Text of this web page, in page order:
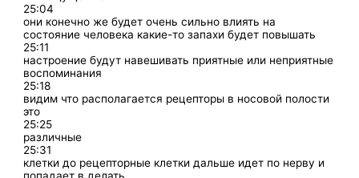
25:04
они конечно же будет очень сильно влиять на
состояние человека какие-то запахи будет повышать
25:11
настроение будут навешивать приятные или неприятные
воспоминания
25:18
видим что располагается рецепторы в носовой полости
это
25:25
различные
25:31
клетки до рецепторные клетки дальше идет по нерву и